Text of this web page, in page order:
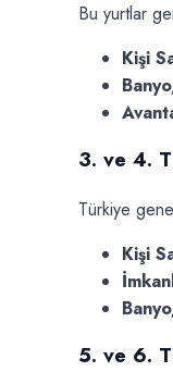
Bu yurtlar
Kişi
3. ve 4.
Türkiye
Kişi
5. ve 6.